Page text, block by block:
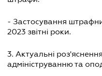
- Застосування
2023 звітні роки.
3. Актуальні
адмініструванню та